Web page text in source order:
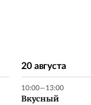
20 августа
10:00—13:00
Вкусный